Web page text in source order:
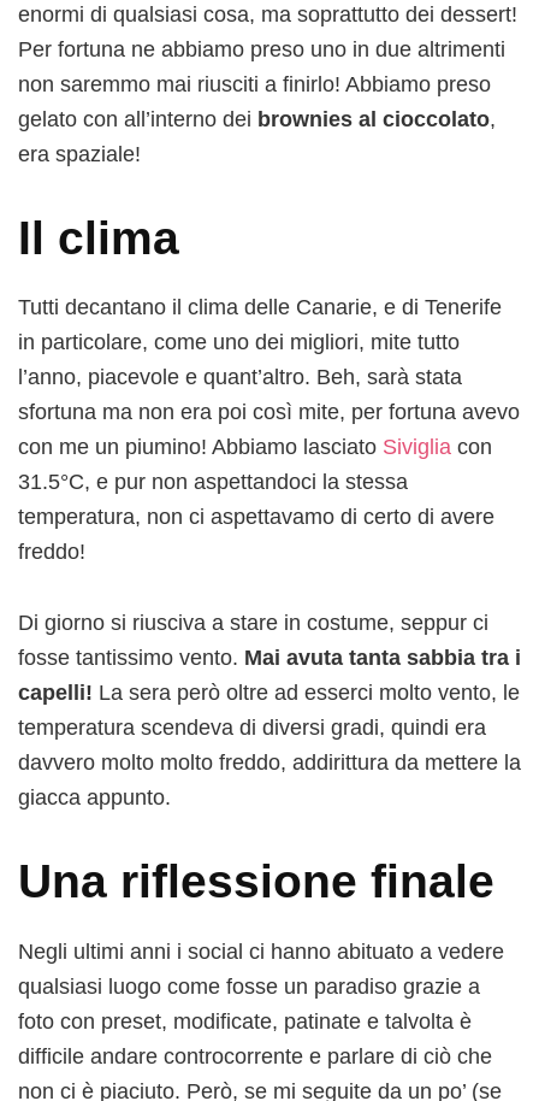
enormi di qualsiasi cosa, ma soprattutto dei dessert!
Per fortuna ne abbiamo preso uno in due altrimenti
non saremmo mai riusciti a finirlo! Abbiamo preso
gelato con all’interno dei brownies al cioccolato,
era spaziale!
Il clima
Tutti decantano il clima delle Canarie, e di Tenerife
in particolare, come uno dei migliori, mite tutto
l’anno, piacevole e quant’altro. Beh, sarà stata
sfortuna ma non era poi così mite, per fortuna avevo
con me un piumino! Abbiamo lasciato Siviglia con
31.5°C, e pur non aspettandoci la stessa
temperatura, non ci aspettavamo di certo di avere
freddo!
Di giorno si riusciva a stare in costume, seppur ci
fosse tantissimo vento. Mai avuta tanta sabbia tra i
capelli! La sera però oltre ad esserci molto vento, le
temperatura scendeva di diversi gradi, quindi era
davvero molto molto freddo, addirittura da mettere la
giacca appunto.
Una riflessione finale
Negli ultimi anni i social ci hanno abituato a vedere
qualsiasi luogo come fosse un paradiso grazie a
foto con preset, modificate, patinate e talvolta è
difficile andare controcorrente e parlare di ciò che
non ci è piaciuto. Però, se mi seguite da un po’ (se